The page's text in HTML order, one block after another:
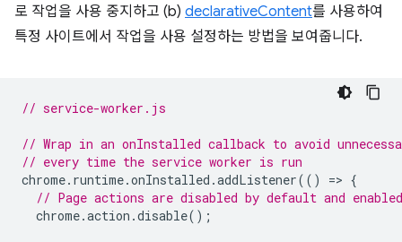
로 작업을 사용 중지하고 (b) declarativeContent를 사용하여
특정 사이트에서 작업을 사용 설정하는 방법을 보여줍니다.
// service-worker.js
// Wrap in an onInstalled callback to avoid
// every time the service worker is run
chrome. runtime.onInstalled .addListener(() => {
// Page actions are disabled by default and
chrome.action .disable();